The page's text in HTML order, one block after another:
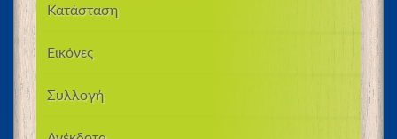
Κατάσταση
Εικόνες
Συλλογή